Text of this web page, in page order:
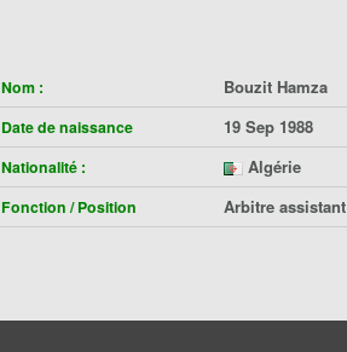
Nom : Bouzit Hamza
Date de naissance 19 Sep 1988
Nationalité : Algérie
Fonction / Position Arbitre assistant